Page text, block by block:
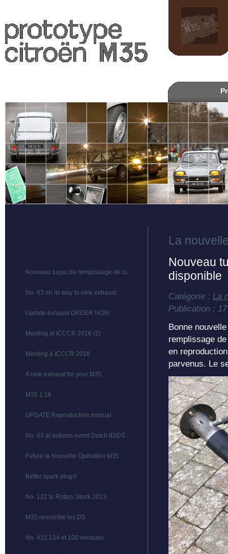
Nouveau tuyau de remplissage de carburant disponible
No. 83 on its way to new exhaust
Update exhaust ORDER NOW
Meeting at ICCCR 2016 (2)
Meeting á ICCCR 2016
A new exhaust for your M35
M35 1:18
UPDATE Reproduction manual
No. 83 at autumn event Dutch ID/DS Club
Future la Nouvelle Opération M35
Better spark plugs!
No. 122 to Rotary Stock 2013
M35 rencontre les DS
No. 415,134 et 100 vendues
La
Nouveau
disponible
Catégorie : La
Publication :
Bonne
remplissage
en
parvenus. Le